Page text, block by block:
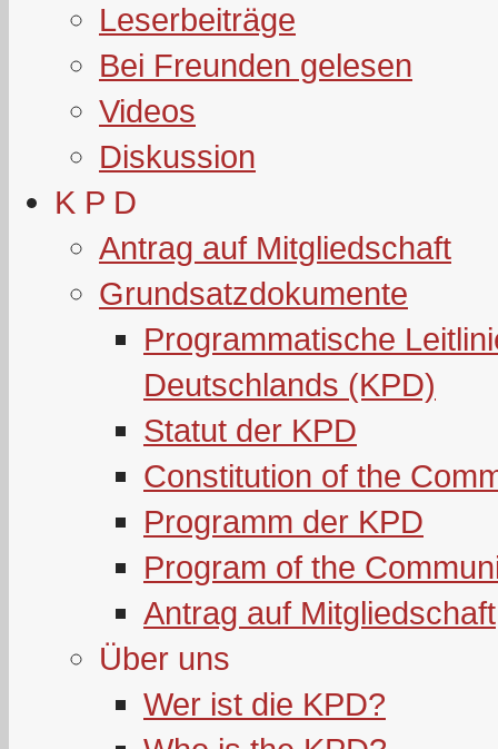
Leserbeiträge
Bei Freunden gelesen
Videos
Diskussion
K P D
Antrag auf Mitgliedschaft
Grundsatzdokumente
Programmatische
Deutschlands (KPD)
Statut der KPD
Constitution of the
Programm der KPD
Program of the
Antrag auf Mitgliedschaft
Über uns
Wer ist die KPD?